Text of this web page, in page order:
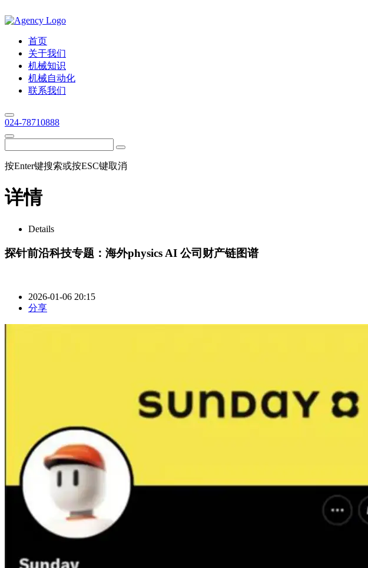
首页
关于我们
机械知识
机械自动化
联系我们
024-78710888
按Enter键搜索或按ESC键取消
详情
Details
探针前沿科技专题：海外physics AI 公司财产链图谱
2026-01-06 20:15
分享